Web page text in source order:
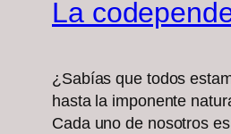
La
¿Sabías que todos
hasta la imponente
Cada uno de nosotros